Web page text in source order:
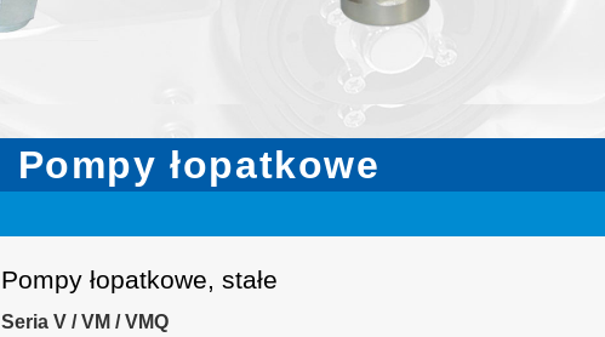
Pompy łopatkowe
Pompy łopatkowe, stałe
Seria V / VM / VMQ